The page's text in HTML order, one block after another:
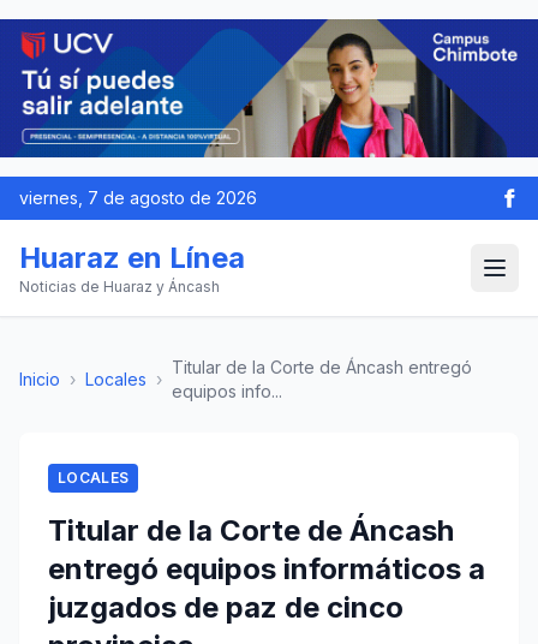
viernes, 7 de agosto de 2026
Huaraz en Línea
Noticias de Huaraz y Áncash
Inicio › Locales ›
Titular de la Corte de Áncash entregó
equipos info...
LOCALES
Titular de la Corte de Áncash
entregó equipos informáticos a
juzgados de paz de cinco